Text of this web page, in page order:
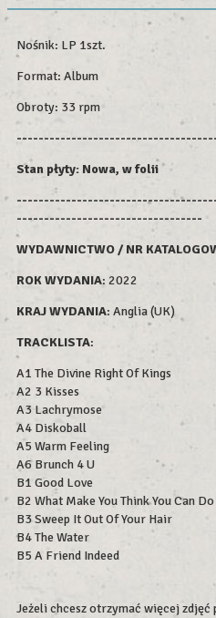
Nośnik: LP 1szt.
Format: Album
Obroty: 33 rpm
Stan płyty: Nowa, w folii
----------------------------------
WYDAWNICTWO / NR
ROK WYDANIA: 2022
KRAJ WYDANIA: Anglia (UK)
TRACKLISTA:
A1 The Divine Right Of Kings
A2 3 Kisses
A3 Lachrymose
A4 Diskoball
A5 Warm Feeling
A6 Brunch 4 U
B1 Good Love
B2 What Make You Think You Can
B3 Sweep It Out Of Your Hair
B4 The Water
B5 A Friend Indeed
Jeżeli chcesz otrzymać więcej zdjęć